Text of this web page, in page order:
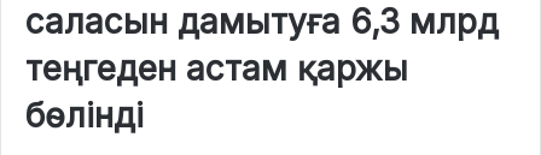
саласын дамытуға 6,3 млрд
теңгеден астам қаржы
бөлінді